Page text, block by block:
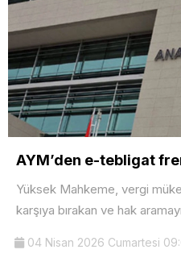
AYM’den e-tebligat
Yüksek Mahkeme, vergi
karşıya bırakan ve hak
04 Nisan 2026 Cumartesi